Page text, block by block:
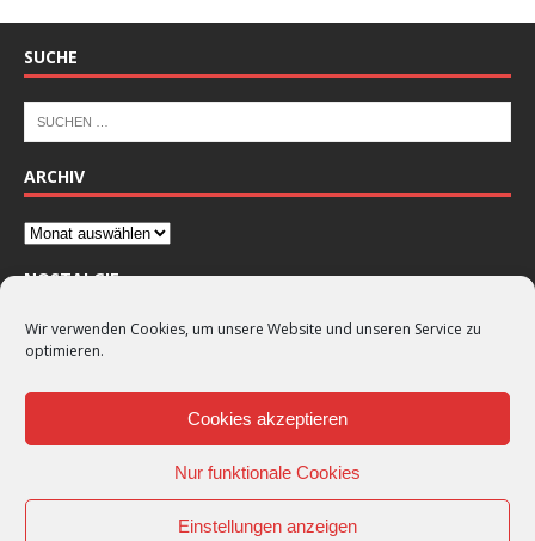
Wir verwenden Cookies, um unsere Website und unseren Service zu
optimieren.
Cookies akzeptieren
Nur funktionale Cookies
Einstellungen anzeigen
SUCHE
ARCHIV
NOSTALGIE